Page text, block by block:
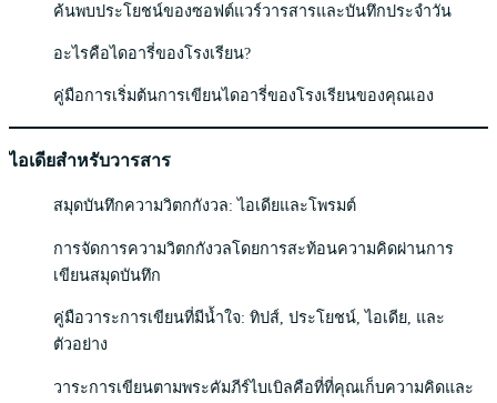
ค้นพบประโยชน์ของซอฟต์แวร์วารสารและบันทึกประจำวัน
อะไรคือไดอารี่ของโรงเรียน?
คู่มือการเริ่มต้นการเขียนไดอารี่ของโรงเรียนของคุณเอง
ไอเดียสำหรับวารสาร
สมุดบันทึกความวิตกกังวล: ไอเดียและโพรมต์
การจัดการความวิตกกังวลโดยการสะท้อนความคิดผ่านการ
เขียนสมุดบันทึก
คู่มือวาระการเขียนที่มีน้ำใจ: ทิปส์, ประโยชน์, ไอเดีย, และ
ตัวอย่าง
วาระการเขียนตามพระคัมภีร์ไบเบิลคือที่ที่คุณเก็บความคิดและ